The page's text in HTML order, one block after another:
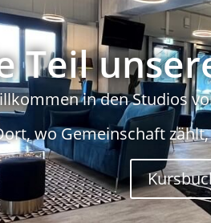
Teil
in den Studios
wo Gemeinschaft